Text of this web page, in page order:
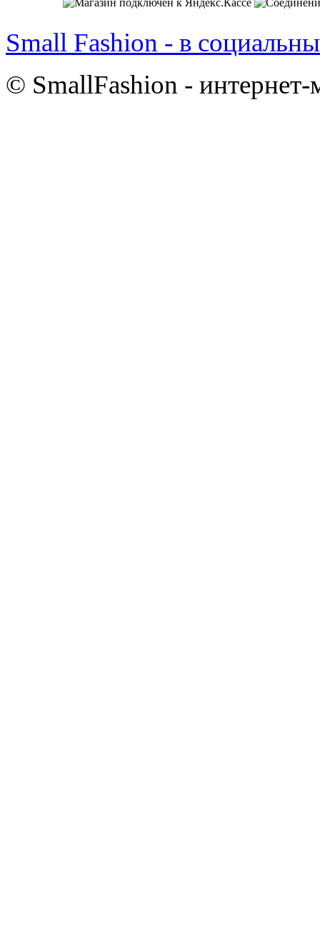
Small Fashion - в
© SmallFashion -